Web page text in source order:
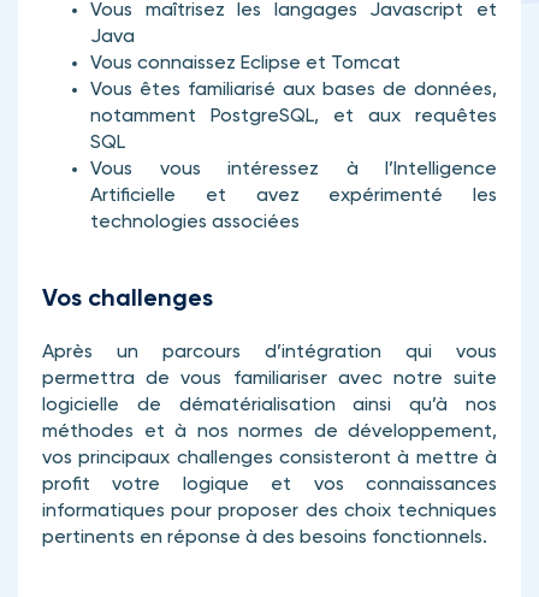
Vous maîtrisez les langages Javascript et
Java
Vous connaissez Eclipse et Tomcat
Vous êtes familiarisé aux bases de données,
notamment PostgreSQL, et aux requêtes
SQL
Vous vous intéressez à l’Intelligence
Artificielle et avez expérimenté les
technologies associées
Vos challenges
Après un parcours d’intégration qui vous
permettra de vous familiariser avec notre suite
logicielle de dématérialisation ainsi qu’à nos
méthodes et à nos normes de développement,
vos principaux challenges consisteront à mettre à
profit votre logique et vos connaissances
informatiques pour proposer des choix techniques
pertinents en réponse à des besoins fonctionnels.